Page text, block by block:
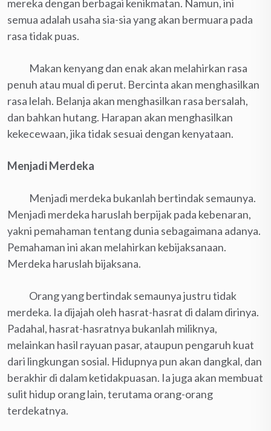
mereka dengan berbagai kenikmatan. Namun, ini
semua adalah usaha sia-sia yang akan bermuara pada
rasa tidak puas.
Makan kenyang dan enak akan melahirkan rasa
penuh atau mual di perut. Bercinta akan menghasilkan
rasa lelah. Belanja akan menghasilkan rasa bersalah,
dan bahkan hutang. Harapan akan menghasilkan
kekecewaan, jika tidak sesuai dengan kenyataan.
Menjadi Merdeka
Menjadi merdeka bukanlah bertindak semaunya.
Menjadi merdeka haruslah berpijak pada kebenaran,
yakni pemahaman tentang dunia sebagaimana adanya.
Pemahaman ini akan melahirkan kebijaksanaan.
Merdeka haruslah bijaksana.
Orang yang bertindak semaunya justru tidak
merdeka. Ia dijajah oleh hasrat-hasrat di dalam dirinya.
Padahal, hasrat-hasratnya bukanlah miliknya,
melainkan hasil rayuan pasar, ataupun pengaruh kuat
dari lingkungan sosial. Hidupnya pun akan dangkal, dan
berakhir di dalam ketidakpuasan. Ia juga akan membuat
sulit hidup orang lain, terutama orang-orang
terdekatnya.